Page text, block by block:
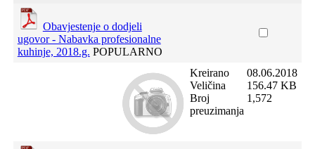
Obavjestenje o dodjeli
ugovor - Nabavka profesionalne
kuhinje, 2018.g. POPULARNO
Kreirano
Veličina
Broj
preuzimanja
08.06.2018
156.47 KB
1,572